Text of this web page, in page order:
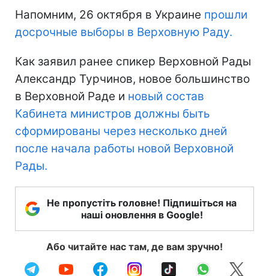
Напомним, 26 октября в Украине прошли
досрочные выборы в Верховную Раду.
Как заявил ранее спикер Верховной Рады
Александр Турчинов, новое большинство
в Верховной Раде и новый состав
Кабинета министров должны быть
сформированы через несколько дней
после начала работы новой Верховной
Рады.
Не пропустіть головне! Підпишіться на
наші оновлення в Google!
Або читайте нас там, де вам зручно!